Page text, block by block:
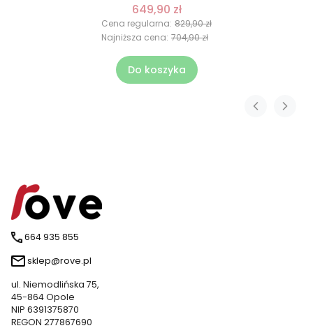
649,90 zł
Cena regularna: 829,90 zł
Najniższa cena: 704,90 zł
Do koszyka
664 935 855
sklep@rove.pl
ul. Niemodlińska 75,
45-864 Opole
NIP 6391375870
REGON 277867690